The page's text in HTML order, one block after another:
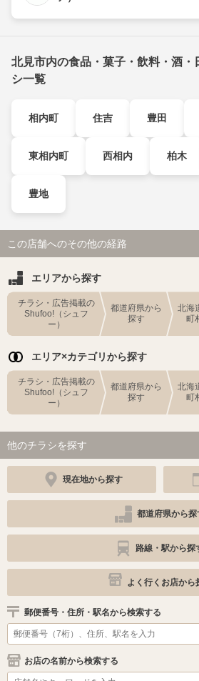
北見市内の食品・菓子・飲料・酒・
シ一覧
相内町 住吉 豊田
東相内町 西相内 柏木
豊地
この店舗へのその他の経路
エリアから探す
チラシ・広告掲載の
Shufoo!（シュフ
ー）
都道府県から
探す
北海
町
エリア×カテゴリから探す
チラシ・広告掲載の
Shufoo!（シュフ
ー）
都道府県から
探す
北海
町
他のチラシを探す
現在地から探す
都道府県から探
路線・駅から探
よく行くお店から
郵便番号・住所・駅名から検索する
お店の名前から検索する